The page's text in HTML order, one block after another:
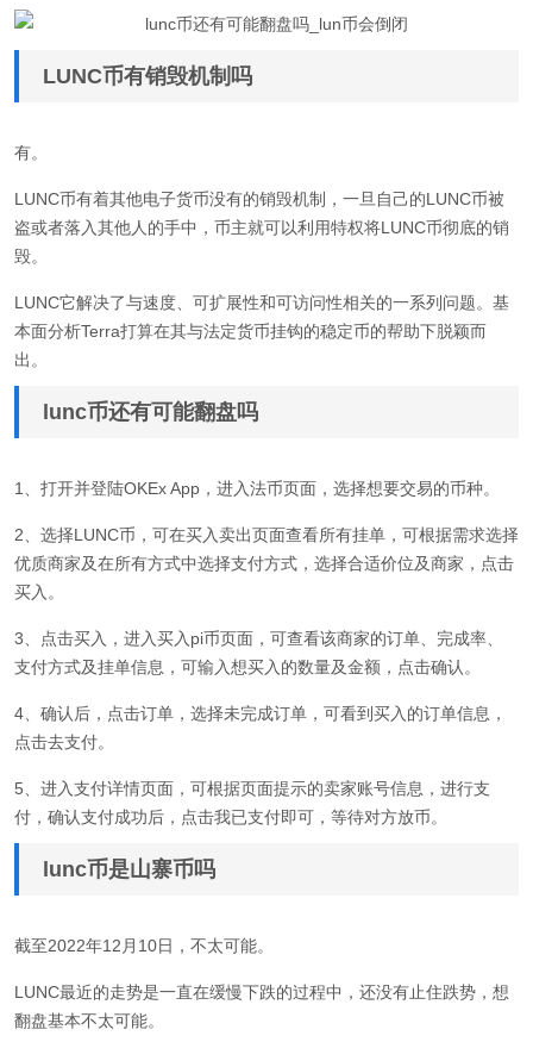
LUNC币有销毁机制吗
有。
LUNC币有着其他电子货币没有的销毁机制，一旦自己的LUNC币被
盗或者落入其他人的手中，币主就可以利用特权将LUNC币彻底的销
毁。
LUNC它解决了与速度、可扩展性和可访问性相关的一系列问题。基
本面分析Terra打算在其与法定货币挂钩的稳定币的帮助下脱颖而
出。
lunc币还有可能翻盘吗
1、打开并登陆OKEx App，进入法币页面，选择想要交易的币种。
2、选择LUNC币，可在买入卖出页面查看所有挂单，可根据需求选择
优质商家及在所有方式中选择支付方式，选择合适价位及商家，点击
买入。
3、点击买入，进入买入pi币页面，可查看该商家的订单、完成率、
支付方式及挂单信息，可输入想买入的数量及金额，点击确认。
4、确认后，点击订单，选择未完成订单，可看到买入的订单信息，
点击去支付。
5、进入支付详情页面，可根据页面提示的卖家账号信息，进行支
付，确认支付成功后，点击我已支付即可，等待对方放币。
lunc币是山寨币吗
截至2022年12月10日，不太可能。
LUNC最近的走势是一直在缓慢下跌的过程中，还没有止住跌势，想
翻盘基本不太可能。